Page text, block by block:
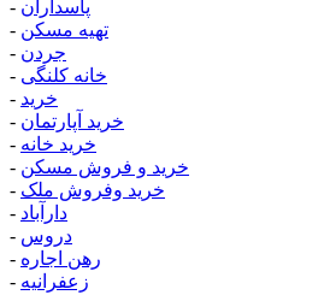
- پاسداران
- تهیه مسکن
- جردن
- خانه کلنگی
- خرید
- خرید آپارتمان
- خرید خانه
- خرید و فروش مسکن
- خرید وفروش ملک
- دارآباد
- دروس
- رهن اجاره
- زعفرانیه